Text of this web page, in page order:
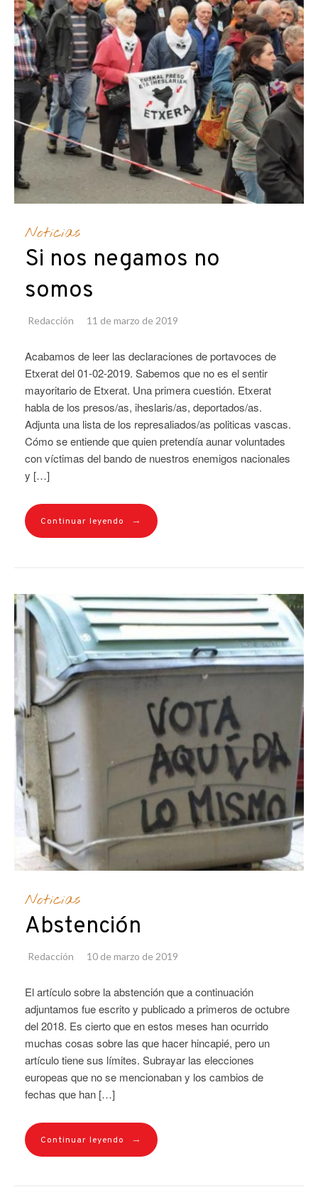
Noticias
Si nos negamos no
somos
Redacción 11 de marzo de 2019
Acabamos de leer las declaraciones de portavoces de
Etxerat del 01-02-2019. Sabemos que no es el sentir
mayoritario de Etxerat. Una primera cuestión. Etxerat
habla de los presos/as, iheslaris/as, deportados/as.
Adjunta una lista de los represaliados/as politicas vascas.
Cómo se entiende que quien pretendía aunar voluntades
con víctimas del bando de nuestros enemigos nacionales
y […]
Continuar leyendo →
Noticias
Abstención
Redacción 10 de marzo de 2019
El artículo sobre la abstención que a continuación
adjuntamos fue escrito y publicado a primeros de octubre
del 2018. Es cierto que en estos meses han ocurrido
muchas cosas sobre las que hacer hincapié, pero un
artículo tiene sus límites. Subrayar las elecciones
europeas que no se mencionaban y los cambios de
fechas que han […]
Continuar leyendo →